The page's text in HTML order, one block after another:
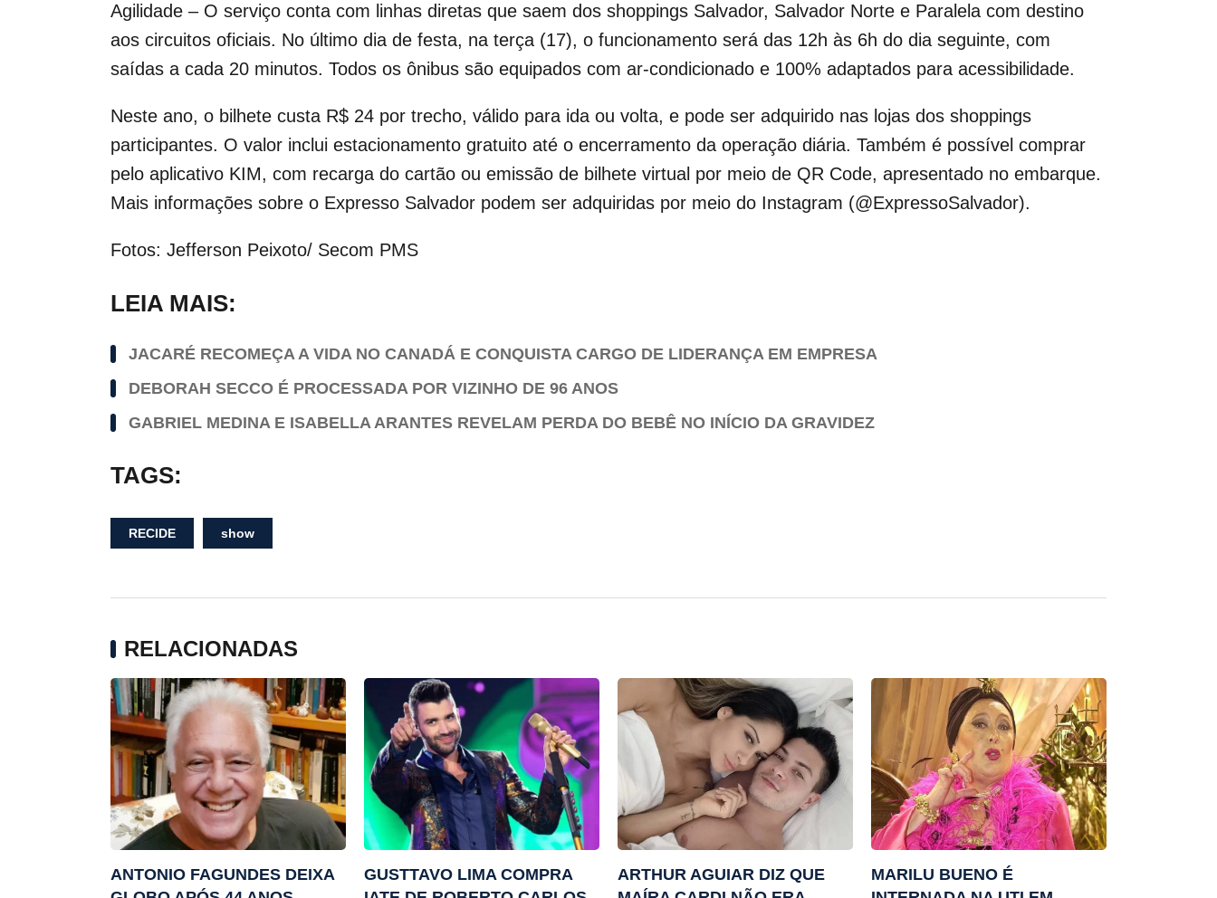
Agilidade – O serviço conta com linhas diretas que saem dos shoppings Salvador, Salvador Norte e Paralela com destino
aos circuitos oficiais. No último dia de festa, na terça (17), o funcionamento será das 12h às 6h do dia seguinte, com
saídas a cada 20 minutos. Todos os ônibus são equipados com ar-condicionado e 100% adaptados para acessibilidade.
Neste ano, o bilhete custa R$ 24 por trecho, válido para ida ou volta, e pode ser adquirido nas lojas dos shoppings
participantes. O valor inclui estacionamento gratuito até o encerramento da operação diária. Também é possível comprar
pelo aplicativo KIM, com recarga do cartão ou emissão de bilhete virtual por meio de QR Code, apresentado no embarque.
Mais informações sobre o Expresso Salvador podem ser adquiridas por meio do Instagram (@ExpressoSalvador).
Fotos: Jefferson Peixoto/ Secom PMS
LEIA MAIS:
JACARÉ RECOMEÇA A VIDA NO CANADÁ E CONQUISTA CARGO DE LIDERANÇA EM EMPRESA
DEBORAH SECCO É PROCESSADA POR VIZINHO DE 96 ANOS
GABRIEL MEDINA E ISABELLA ARANTES REVELAM PERDA DO BEBÊ NO INÍCIO DA GRAVIDEZ
TAGS:
RECIDE show
RELACIONADAS
ANTONIO FAGUNDES DEIXA
GUSTTAVO LIMA COMPRA
ARTHUR AGUIAR DIZ QUE
MARILU BUENO É